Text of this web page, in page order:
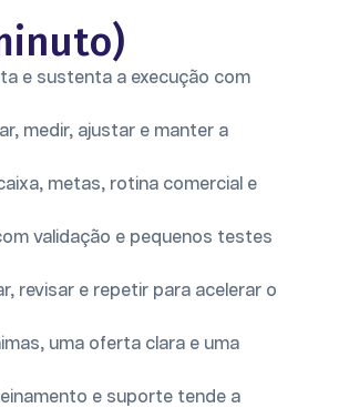
e sustenta a execução com
medir, ajustar e manter a
metas, rotina comercial e
validação e pequenos testes
revisar e repetir para acelerar o
uma oferta clara e uma
e suporte tende a